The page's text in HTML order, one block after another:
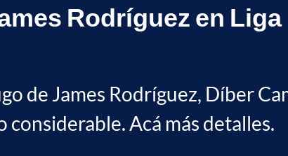
Rodríguez en
de James Rodríguez, Díber
considerable. Acá más detalles.